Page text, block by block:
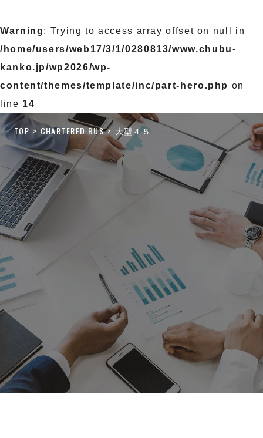
Warning: Trying to access array offset on null in
/home/users/web17/3/1/0280813/www.chubu-
kanko.jp/wp2026/wp-
content/themes/template/inc/part-hero.php on
line 14
TOP CHARTERED BUS 大型４５